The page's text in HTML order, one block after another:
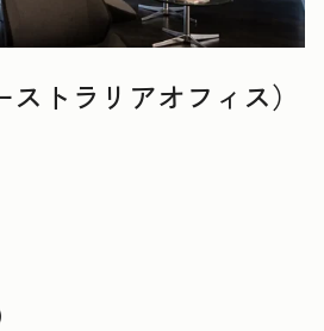
トラリアオフィス）